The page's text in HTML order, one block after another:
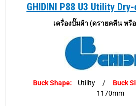
GHIDINI P88 U3 Utility
เครื่องปั๊มผ้า (ดรายคลีน หรื
Buck Shape: Utility / Buck
1170mm